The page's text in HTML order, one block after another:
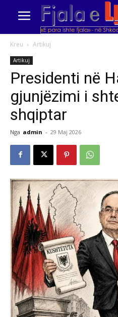
Kreu Artikuj
Artikuj
Presidenti në
gjunjëzimi i
shqiptar
Nga admin - 29 Maj 2026